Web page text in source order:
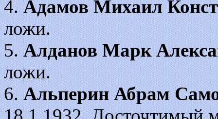
4.Адамов Михаил
ложи.
5.Алданов Марк
ложи.
6.Альперин Абрам